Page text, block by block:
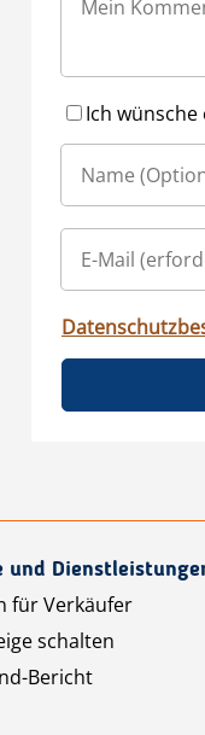
Ich
und
für Verkäufer
schalten
Bericht